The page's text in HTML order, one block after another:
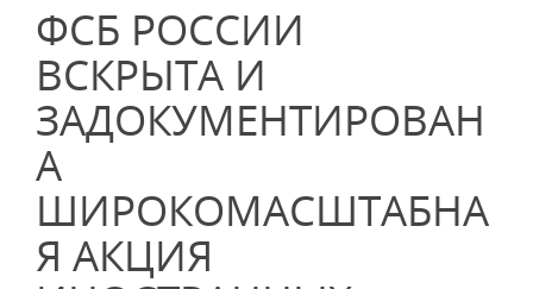
ФСБ РОССИИ
ВСКРЫТА И
ЗАДОКУМЕНТИРОВАН
А
ШИРОКОМАСШТАБНА
Я АКЦИЯ